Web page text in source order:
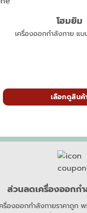
โฮมยิม
เครื่องออกกำลังกาย แ
เลือกดูสินค้
ส่วนลดเครื่องออกก
รื่องออกกำลังกายราคาถูก